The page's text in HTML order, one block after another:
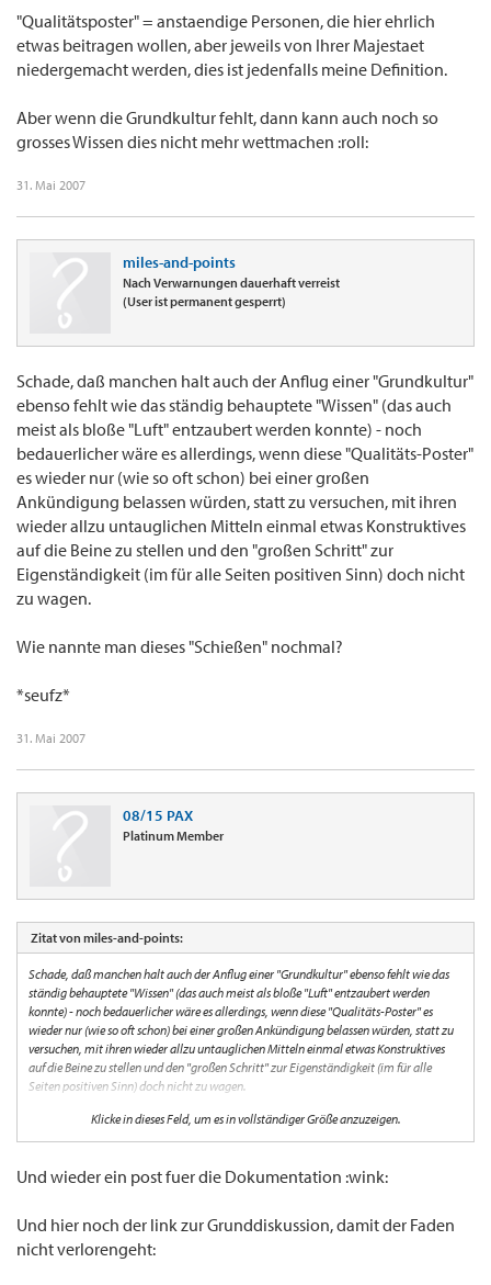
"Qualitätsposter" = anstaendige Personen, die hier ehrlich
etwas beitragen wollen, aber jeweils von Ihrer Majestaet
niedergemacht werden, dies ist jedenfalls meine Definition.
Aber wenn die Grundkultur fehlt, dann kann auch noch so
grosses Wissen dies nicht mehr wettmachen :roll:
31. Mai 2007
miles-and-points
Nach Verwarnungen dauerhaft verreist
(User ist permanent gesperrt)
Schade, daß manchen halt auch der Anflug einer "Grundkultur"
ebenso fehlt wie das ständig behauptete "Wissen" (das auch
meist als bloße "Luft" entzaubert werden konnte) - noch
bedauerlicher wäre es allerdings, wenn diese "Qualitäts-Poster"
es wieder nur (wie so oft schon) bei einer großen
Ankündigung belassen würden, statt zu versuchen, mit ihren
wieder allzu untauglichen Mitteln einmal etwas Konstruktives
auf die Beine zu stellen und den "großen Schritt" zur
Eigenständigkeit (im für alle Seiten positiven Sinn) doch nicht
zu wagen.
Wie nannte man dieses "Schießen" nochmal?
*seufz*
31. Mai 2007
08/15 PAX
Platinum Member
Zitat von miles-and-points:
Schade, daß manchen halt auch der Anflug einer "Grundkultur" ebenso fehlt wie das
ständig behauptete "Wissen" (das auch meist als bloße "Luft" entzaubert werden
konnte) - noch bedauerlicher wäre es allerdings, wenn diese "Qualitäts-Poster" es
wieder nur (wie so oft schon) bei einer großen Ankündigung belassen würden, statt zu
versuchen, mit ihren wieder allzu untauglichen Mitteln einmal etwas Konstruktives
auf die Beine zu stellen und den "großen Schritt" zur Eigenständigkeit (im für alle
Seiten positiven Sinn) doch nicht zu wagen.
Wie nannte man dieses "Schießen" nochmal?
Klicke in dieses Feld, um es in vollständiger Größe anzuzeigen.
Und wieder ein post fuer die Dokumentation :wink:
Und hier noch der link zur Grunddiskussion, damit der Faden
nicht verlorengeht: